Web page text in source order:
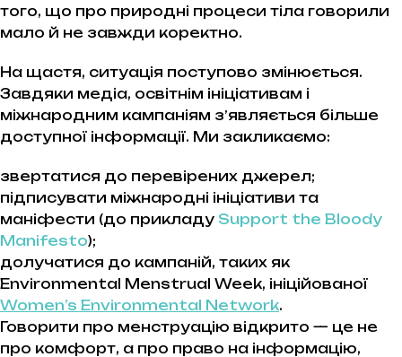
того, що про природні процеси тіла говорили
мало й не завжди коректно.
На щастя, ситуація поступово змінюється.
Завдяки медіа, освітнім ініціативам і
міжнародним кампаніям зʼявляється більше
доступної інформації. Ми закликаємо:
звертатися до перевірених джерел;
підписувати міжнародні ініціативи та
маніфести (до прикладу Support the Bloody
Manifesto);
долучатися до кампаній, таких як
Environmental Menstrual Week, ініційованої
Women’s Environmental Network.
Говорити про менструацію відкрито — це не
про комфорт, а про право на інформацію,